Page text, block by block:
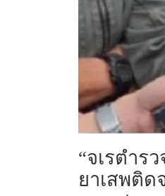
“จเรตำร
ยาเสพติ